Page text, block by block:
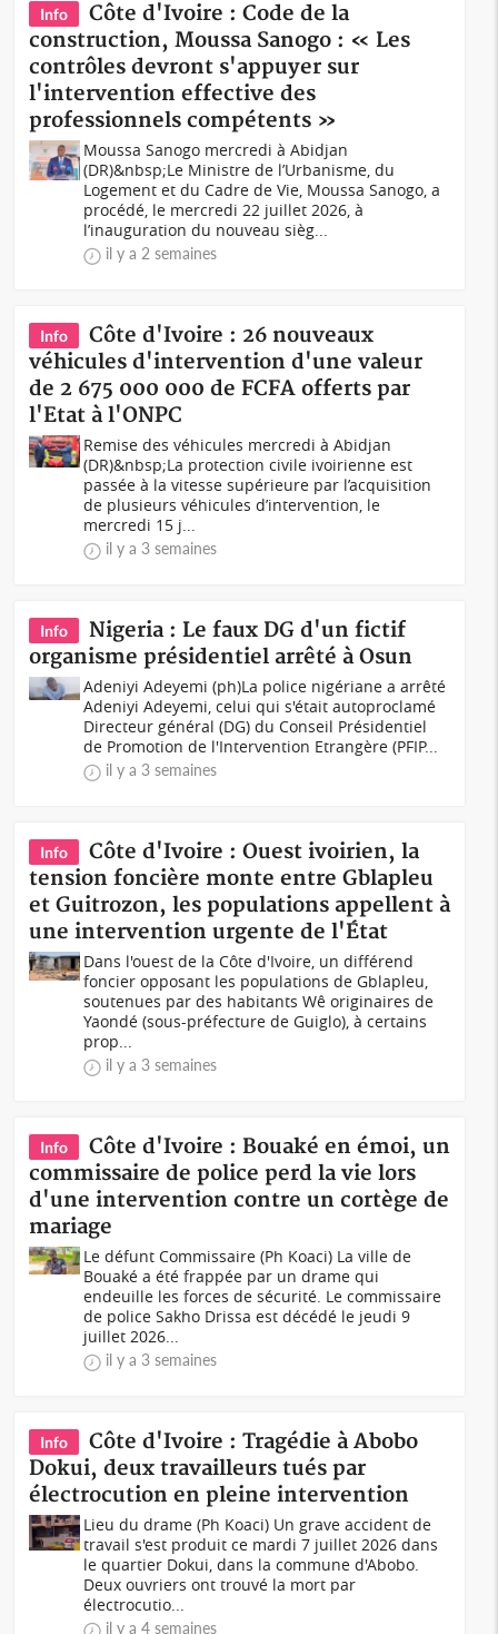
Info
Côte d'Ivoire : Code de la
construction, Moussa Sanogo : « Les
contrôles devront s'appuyer sur
l'intervention effective des
professionnels compétents »
Moussa Sanogo mercredi à Abidjan
(DR)&nbsp;Le Ministre de l’Urbanisme, du
Logement et du Cadre de Vie, Moussa Sanogo, a
procédé, le mercredi 22 juillet 2026, à
l’inauguration du nouveau sièg...
il y a 2 semaines
Info
Côte d'Ivoire : 26 nouveaux
véhicules d'intervention d'une valeur
de 2 675 000 000 de FCFA offerts par
l'Etat à l'ONPC
Remise des véhicules mercredi à Abidjan
(DR)&nbsp;La protection civile ivoirienne est
passée à la vitesse supérieure par l’acquisition
de plusieurs véhicules d’intervention, le
mercredi 15 j...
il y a 3 semaines
Info
Nigeria : Le faux DG d'un fictif
organisme présidentiel arrêté à Osun
Adeniyi Adeyemi (ph)La police nigériane a arrêté
Adeniyi Adeyemi, celui qui s'était autoproclamé
Directeur général (DG) du Conseil Présidentiel
de Promotion de l'Intervention Etrangère (PFIP...
il y a 3 semaines
Info
Côte d'Ivoire : Ouest ivoirien, la
tension foncière monte entre Gblapleu
et Guitrozon, les populations appellent à
une intervention urgente de l'État
Dans l'ouest de la Côte d'Ivoire, un différend
foncier opposant les populations de Gblapleu,
soutenues par des habitants Wê originaires de
Yaondé (sous-préfecture de Guiglo), à certains
prop...
il y a 3 semaines
Info
Côte d'Ivoire : Bouaké en émoi, un
commissaire de police perd la vie lors
d'une intervention contre un cortège de
mariage
Le défunt Commissaire (Ph Koaci) La ville de
Bouaké a été frappée par un drame qui
endeuille les forces de sécurité. Le commissaire
de police Sakho Drissa est décédé le jeudi 9
juillet 2026...
il y a 3 semaines
Info
Côte d'Ivoire : Tragédie à Abobo
Dokui, deux travailleurs tués par
électrocution en pleine intervention
Lieu du drame (Ph Koaci) Un grave accident de
travail s'est produit ce mardi 7 juillet 2026 dans
le quartier Dokui, dans la commune d'Abobo.
Deux ouvriers ont trouvé la mort par
électrocutio...
il y a 4 semaines